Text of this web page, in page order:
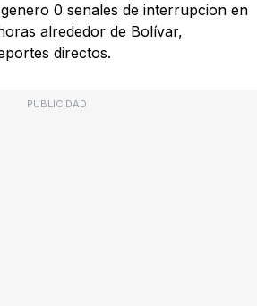
0 senales de interrupcion en
alrededor de Bolívar,
directos.
PUBLICIDAD